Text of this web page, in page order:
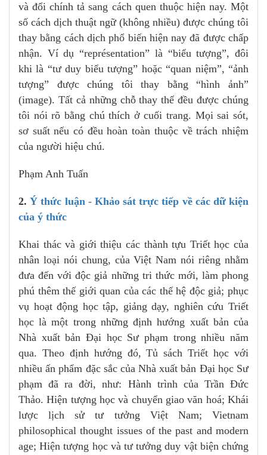
và đổi chính tả sang cách quen thuộc hiện nay. Một
số cách dịch thuật ngữ (không nhiều) được chúng tôi
thay bằng cách dịch phổ biến hiện nay đã được chấp
nhận. Ví dụ “représentation” là “biểu tượng”, đôi
khi là “tư duy biểu tượng” hoặc “quan niệm”, “ảnh
tượng” được chúng tôi thay bằng “hình ảnh”
(image). Tất cả những chỗ thay thế đều được chúng
tôi nói rõ bằng chú thích ở cuối trang. Mọi sai sót,
sơ suất nếu có đều hoàn toàn thuộc về trách nhiệm
của người hiệu chú.
Phạm Anh Tuấn
2.Ý thức luận - Khảo sát trực tiếp về các dữ kiện
của ý thức
Khai thác và giới thiệu các thành tựu Triết học của
nhân loại nói chung, của Việt Nam nói riêng nhằm
đưa đến với độc giả những tri thức mới, làm phong
phú thêm thế giới quan của các thế hệ độc giả; phục
vụ hoạt động học tập, giảng dạy, nghiên cứu Triết
học là một trong những định hướng xuất bản của
Nhà xuất bản Đại học Sư phạm trong nhiều năm
qua. Theo định hướng đó, Tủ sách Triết học với
nhiều ấn phẩm đặc sắc của Nhà xuất bản Đại học Sư
phạm đã ra đời, như: Hành trình của Trần Đức
Thảo. Hiện tượng học và chuyển giao văn hoá; Khái
lược lịch sử tư tưởng Việt Nam; Vietnam
philosophical thought issues of the past and modern
age; Hiện tượng học và tư tưởng duy vật biện chứng